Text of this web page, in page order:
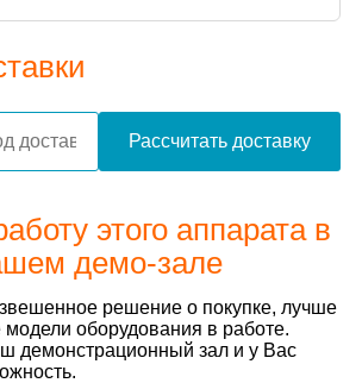
Рассчитать доставку
этого аппарата в
демо-зале
решение о покупке, лучше
оборудования в работе.
демонстрационный зал и у Вас